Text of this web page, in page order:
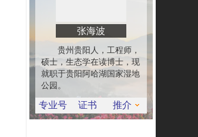
张海波
贵州贵阳人，工程师，
硕士，生态学在读博士，现
就职于贵阳阿哈湖国家湿地
公园。
专业号 证书 推介